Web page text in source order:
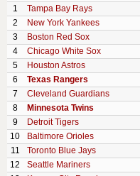
1
Tampa Bay Rays
2
New York Yankees
3
Boston Red Sox
4
Chicago White Sox
5
Houston Astros
6
Texas Rangers
7
Cleveland Guardians
8
Minnesota Twins
9
Detroit Tigers
10
Baltimore Orioles
11
Toronto Blue Jays
12
Seattle Mariners